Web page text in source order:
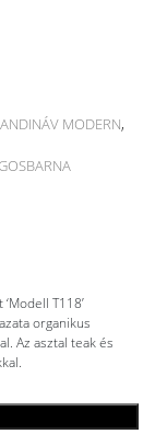
MODERN,
T118’
organikus
Az asztal teak és